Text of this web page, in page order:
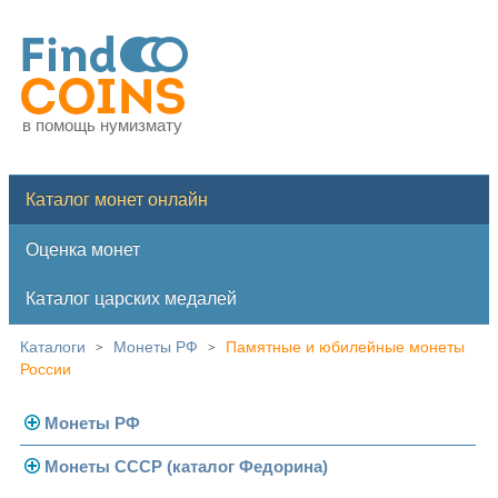
в помощь нумизмату
Каталог монет онлайн
Оценка монет
Каталог царских медалей
Каталоги > Монеты РФ >
Памятные и юбилейные монеты
России
Монеты РФ
Современная Россия
Монеты СССР (каталог Федорина)